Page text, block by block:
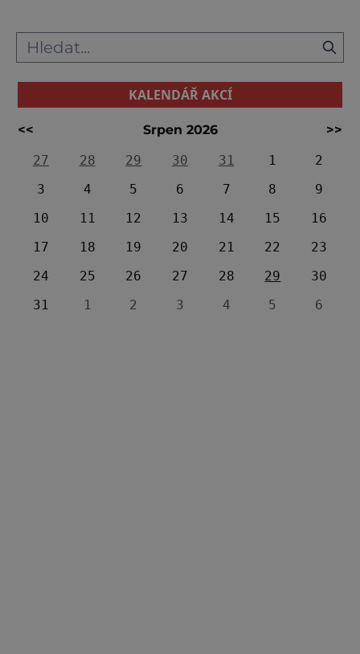
KALENDÁŘ AKCÍ
<< Srpen 2026
>>
27
28 29 30 31 1
2
3
4 5 6 7 8
9
10
11 12 13 14 15
16
17
18 19 20 21 22
23
24
25 26 27 28 29
30
31
1 2 3 4 5 6